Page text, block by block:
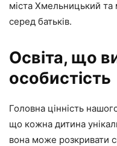
міста Хмельницький та
серед батьків.
Освіта, що
особистість
Головна цінність
що кожна дитина
вона може розкривати